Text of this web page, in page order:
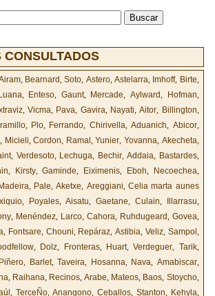
, Bearnard,Soto, Astero, Astelarra, Imhoff, Birte,
Luana, Enteso, Gaunt, Mercade, Aylward, Hofman,
, Vicma, Pava, Gavira, Nayati,Aitor, Billington,
, Plo, Ferrando, Chirivella,Aduanich, Abicor,
, Micieli,Cordon, Ramal ,Yunier,Yovanna, Akecheta,
, Verdesoto, Lechuga, Bechir,Addaia, Bastardes,
, Kirsty,Gaminde, Eiximenis, Eboh, Necoechea,
Madeira, Pale,Aketxe, Areggiani,Celia marta aunes
, Poyales,Aisatu, Gaetane, Culain, Illarrasu,
, Menéndez, Larco, Cahora, Ruhdugeard, Govea,
, Fontsare, Chouni, Repáraz, Astibia, Veliz, Sampol ,
, Dolz, Fronteras, Huart,Verdeguer, Tarik,
Piñero, Barlet, Taveira, Hosanna, Nava, Amabiscar,
, Raihana, Recinos,Arabe, Mateos, Baos, Stoycho,
, TerceÑo,Anangono, Ceballos, Stanton, Kehyla,